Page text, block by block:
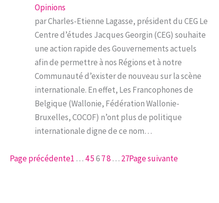
Opinions
par Charles-Etienne Lagasse, président du CEG Le
Centre d’études Jacques Georgin (CEG) souhaite
une action rapide des Gouvernements actuels
afin de permettre à nos Régions et à notre
Communauté d’exister de nouveau sur la scène
internationale. En effet, Les Francophones de
Belgique (Wallonie, Fédération Wallonie-
Bruxelles, COCOF) n’ont plus de politique
internationale digne de ce nom…
Page précédente1 … 45678… 27Page suivante